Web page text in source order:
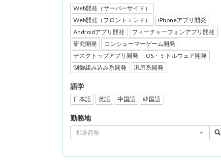
Web開発（サーバーサイド）
Web開発（フロントエンド）
iPhoneアプリ開発
Androidアプリ開発
フィーチャーフォンアプリ開発
研究開発
コンシューマーゲーム開発
デスクトップアプリ開発
OS・ミドルウェア開発
制御組み込み系開発
汎用系開発
語学
日本語 英語 中国語 韓国語
勤務地
都道府県